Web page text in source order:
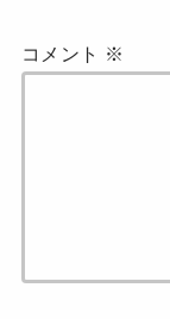
コメント ※